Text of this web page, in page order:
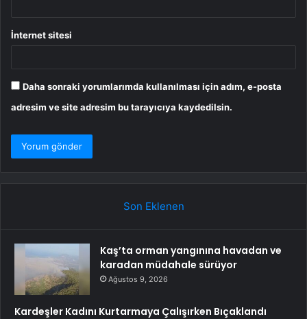
İnternet sitesi
Daha sonraki yorumlarımda kullanılması için adım, e-posta
adresim ve site adresim bu tarayıcıya kaydedilsin.
Son Eklenen
Kaş’ta orman yangınına havadan ve
karadan müdahale sürüyor
Ağustos 9, 2026
Kardeşler Kadını Kurtarmaya Çalışırken Bıçaklandı